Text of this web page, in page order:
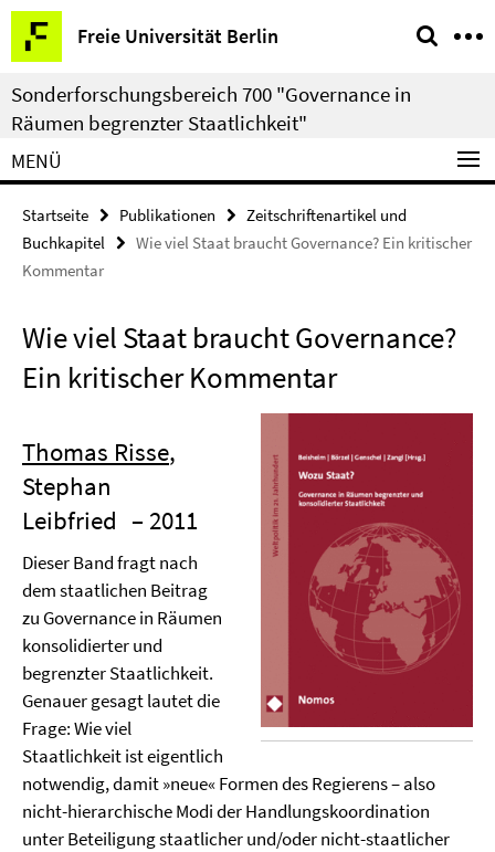
Springe
direkt
zu
Inhalt
Freie Universität Berlin
Service-
Navigation
Sonderforschungsbereich 700 "Governance in
Räumen begrenzter Staatlichkeit"
MENÜ
Startseite Publikationen
Zeitschriftenartikel und
Buchkapitel
Wie viel Staat braucht Governance? Ein kritischer
Kommentar
Wie viel Staat braucht Governance?
Ein kritischer Kommentar
Thomas Risse,
Stephan
Leibfried – 2011
Dieser Band fragt nach
dem staatlichen Beitrag
zu Governance in Räumen
konsolidierter und
begrenzter Staatlichkeit.
Genauer gesagt lautet die
Frage: Wie viel
Staatlichkeit ist eigentlich
notwendig, damit »neue« Formen des Regierens – also
nicht-hierarchische Modi der Handlungskoordination
unter Beteiligung staatlicher und/oder nicht-staatlicher